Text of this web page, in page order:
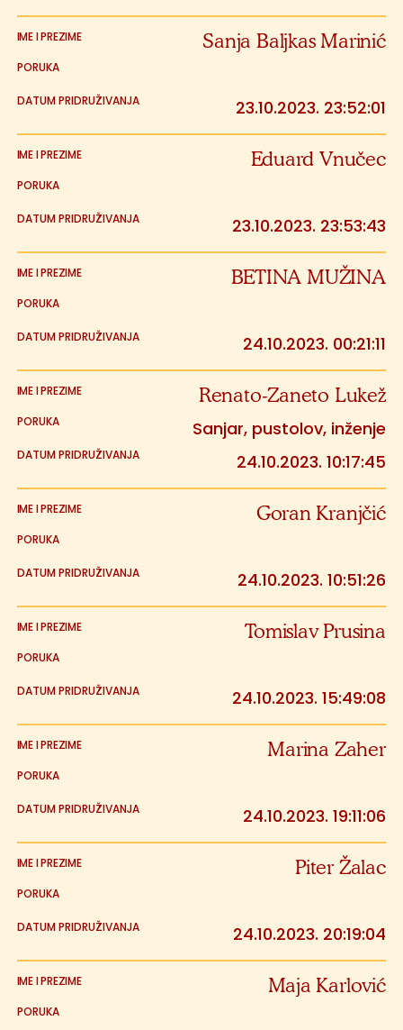
Sanja Baljkas Marinić
23.10.2023. 23:52:01
Eduard Vnučec
23.10.2023. 23:53:43
BETINA MUŽINA
24.10.2023. 00:21:11
Renato-Zaneto Lukež
Sanjar, pustolov, inženje
24.10.2023. 10:17:45
Goran Kranjčić
24.10.2023. 10:51:26
Tomislav Prusina
24.10.2023. 15:49:08
Marina Zaher
24.10.2023. 19:11:06
Piter Žalac
24.10.2023. 20:19:04
Maja Karlović